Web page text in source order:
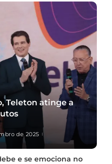
Teleton atinge a
de 2025
e se emociona no